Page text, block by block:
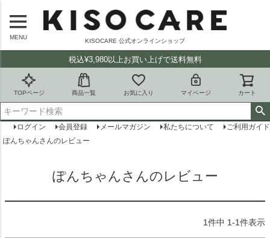
MENU
KISOCARE 公式オンラインショップ
税込¥3,980以上お買い上げで送料無料
TOPページ 商品一覧 お気に入り マイページ カート
ログイン 会員登録 メールマガジン 私たちについて
ご利用ガイド
ぽんちゃんさんのレビュー
ぽんちゃんさんのレビュー
1件中 1-1件表示